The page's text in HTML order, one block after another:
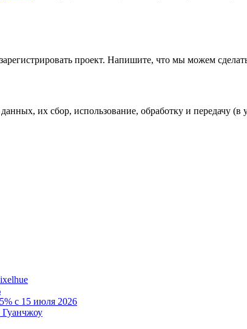
проект. Напишите, что мы можем
их сбор, использование, обработку и передачу (в
с 15 июля 2026